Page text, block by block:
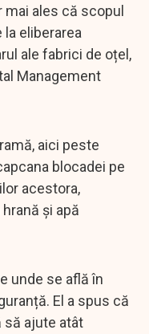
mai ales că scopul
eliberarea
ale fabrici de oțel,
Management
aici peste
blocadei pe
acestora,
și apă
unde se află în
El a spus că
să ajute atât